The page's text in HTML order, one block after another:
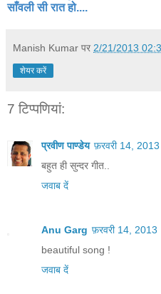
साँवली सी रात हो....
Manish Kumar पर 2/21/2013
शेयर करें
7 टिप्‍पणियां:
प्रवीण पाण्डेय फ़रवरी 14, 2013
बहुत ही सुन्दर गीत..
जवाब दें
Anu Garg फ़रवरी 14, 2013
beautiful song !
जवाब दें